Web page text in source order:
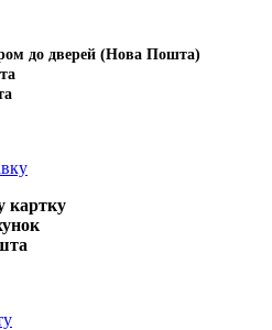
до дверей (Нова Пошта)
картку